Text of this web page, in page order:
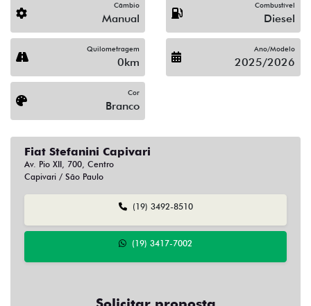
Câmbio
Manual
Combustível
Diesel
Quilometragem
0km
Ano/Modelo
2025/2026
Cor
Branco
Fiat Stefanini Capivari
Av. Pio XII, 700, Centro
Capivari / São Paulo
(19) 3492-8510
(19) 3417-7002